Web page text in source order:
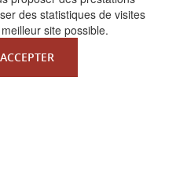
des statistiques de visites
site possible.